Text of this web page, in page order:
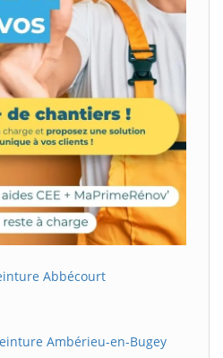
Abbécourt
Ambérieu-en-Bugey